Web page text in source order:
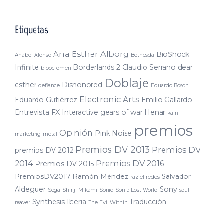
Etiquetas
Anabel Alonso Ana Esther Alborg Bethesda
BioShock
Infinite blood omen Borderlands 2 Claudio Serrano dear
esther defiance Dishonored Doblaje Eduardo Bosch
Eduardo Gutiérrez Electronic Arts Emilio Gallardo
Entrevista FX Interactive gears of war Henar kain
marketing metal Opinión Pink Noise premios
premios DV 2012 Premios DV 2013 Premios DV
2014 Premios DV 2015 Premios DV 2016
PremiosDV2017 Ramón Méndez raziel redes Salvador
Aldeguer Sega Shinji Mikami Sonic Sonic Lost World Sony soul
reaver Synthesis Iberia The Evil Within Traducción